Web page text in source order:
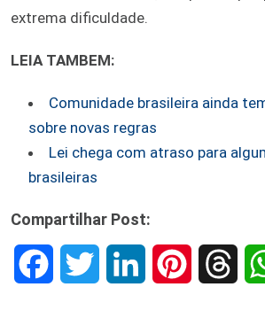
extrema dificuldade.
LEIA TAMBEM:
Comunidade brasileira ainda
sobre novas regras
Lei chega com atraso para
brasileiras
Compartilhar Post: